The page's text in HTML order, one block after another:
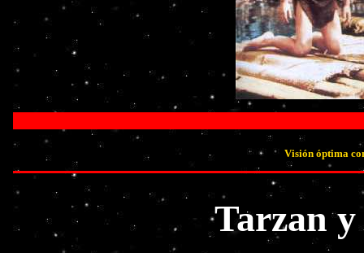
Visión óptima
Tarzan y